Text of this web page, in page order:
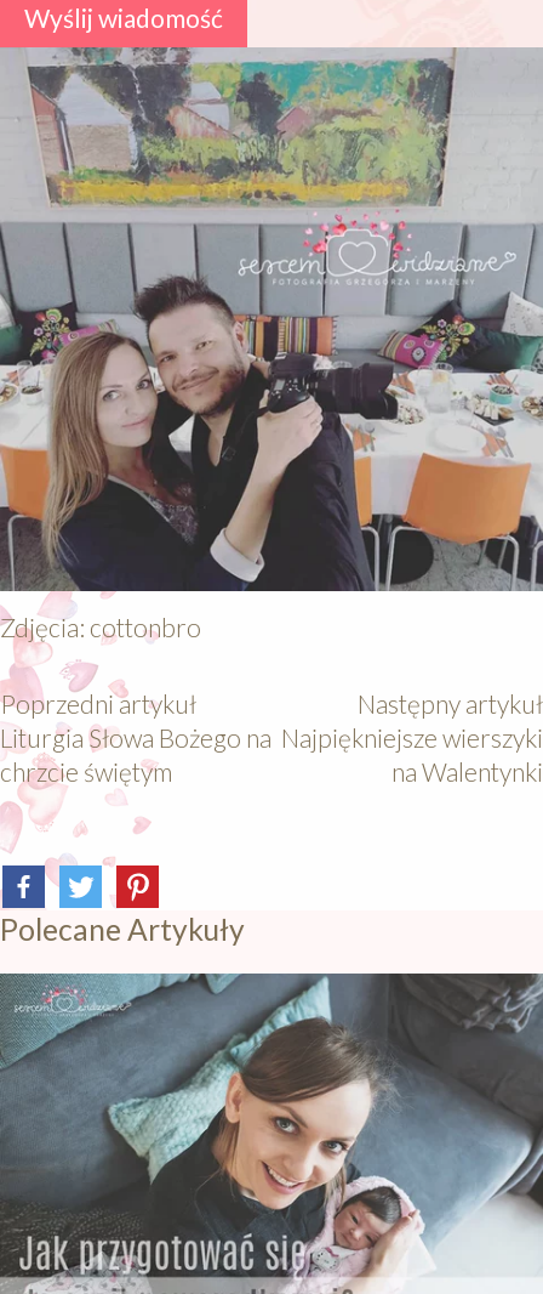
Wyślij wiadomość
Zdjęcia: cottonbro
Poprzedni artykuł
Liturgia Słowa Bożego na
chrzcie świętym
Następny artykuł
Najpiękniejsze wierszyki
na Walentynki
Polecane Artykuły